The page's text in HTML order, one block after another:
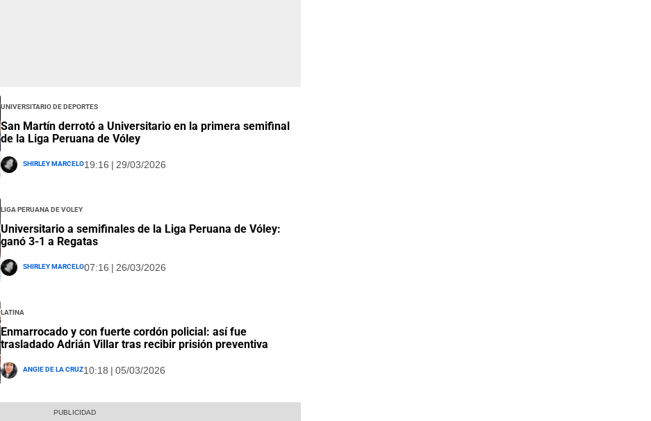
Universitario de Deportes
San Martín derrotó a Universitario en la primera semifinal
de la Liga Peruana de Vóley
Shirley Marcelo19:16 | 29/03/2026
Liga Peruana de Voley
Universitario a semifinales de la Liga Peruana de Vóley:
ganó 3-1 a Regatas
Shirley Marcelo07:16 | 26/03/2026
Latina
Enmarrocado y con fuerte cordón policial: así fue
trasladado Adrián Villar tras recibir prisión preventiva
Angie De La Cruz10:18 | 05/03/2026